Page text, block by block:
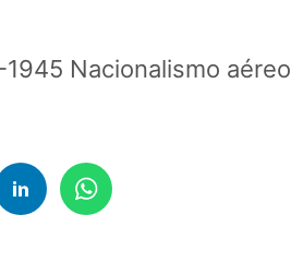
1945 Nacionalismo aéreo